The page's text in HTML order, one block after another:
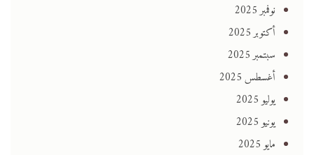
نوفمبر 2025
أكتوبر 2025
سبتمبر 2025
أغسطس 2025
يوليو 2025
يونيو 2025
مايو 2025